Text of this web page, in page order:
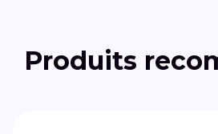
Produits